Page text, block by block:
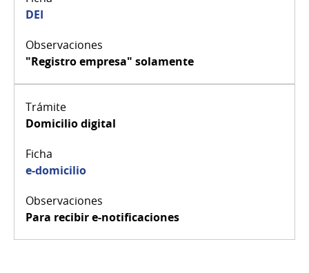
DEI
"Registro empresa" solamente
Domicilio digital
e-domicilio
Para recibir e-notificaciones